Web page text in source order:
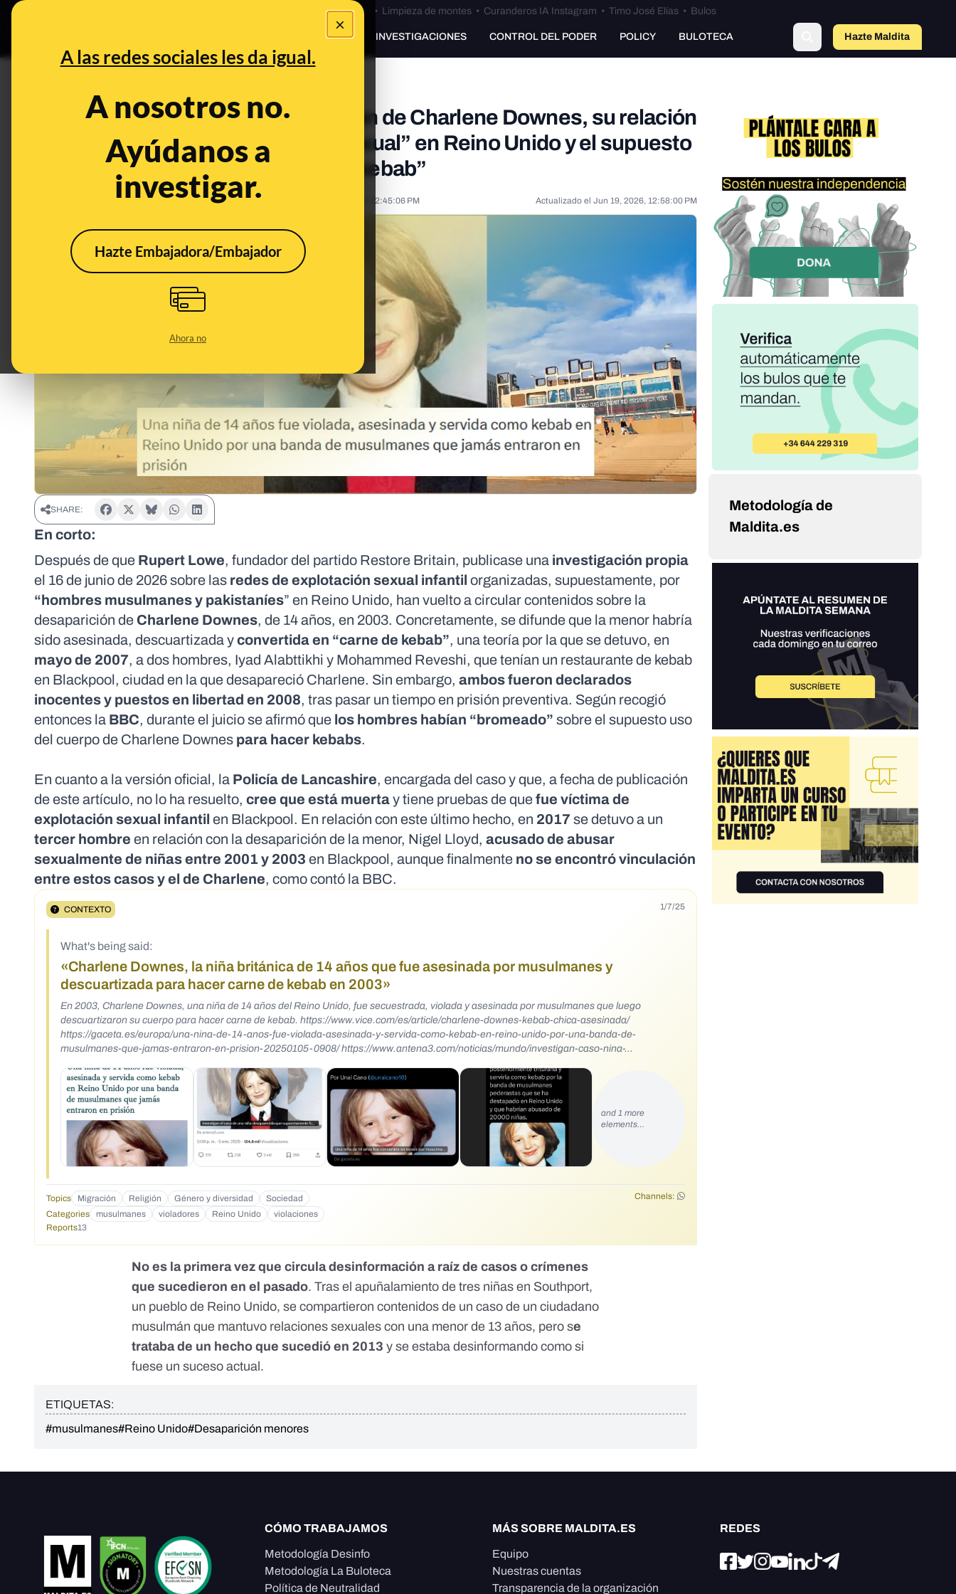
×
A las redes sociales les da igual.
A nosotros no.
Ayúdanos a
investigar.
Hazte Embajadora/Embajador
Ahora no
Bulos Ceuta • Limpieza de montes• Curanderos IA Instagram • Timo José Elías• Bulos
PREBUNKING INVESTIGACIONES CONTROL DEL PODER POLICY BULOTECA Hazte Maldit o
a
Qué sabemos sobre la desaparición de Charlene Downes, su relación
con las “bandas de explotación sexual” en Reino Unido y el supuesto
uso de su cuerpo como “carne de kebab”
Delitos Jan 7, 2025, 12:45:06 PM Actualizado el Jun 19, 2026, 12:58:00 PM
CONTEXTO
SHARE:
En corto:
Después de que Rupert Lowe, fundador del partido Restore Britain, publicase una investigación propia
el 16 de junio de 2026 sobre las redes de explotación sexual infantil organizadas, supuestamente, por
“hombres musulmanes y pakistaníes” en Reino Unido, han vuelto a circular contenidos sobre la
desaparición de Charlene Downes, de 14 años, en 2003. Concretamente, se difunde que la menor habría
sido asesinada, descuartizada yconvertida en “carne de kebab”, una teoría por la que se detuvo, en
mayo de 2007, a dos hombres, Iyad Alabttikhi y Mohammed Reveshi, que tenían un restaurante de kebab
en Blackpool, ciudad en la que desapareció Charlene. Sin embargo, ambos fueron declarados
inocentes y puestos en libertad en 2008, tras pasar un tiempo en prisión preventiva. Según recogió
entonces la BBC, durante el juicio se afirmó que los hombres habían “bromeado” sobre el supuesto uso
del cuerpo de Charlene Downes para hacer kebabs.
En cuanto a la versión oficial, la Policía de Lancashire, encargada del caso y que, a fecha de publicación
de este artículo, no lo ha resuelto, cree que está muertay tiene pruebas de quefue víctima de
explotación sexual infantil en Blackpool. En relación con este último hecho, en 2017 se detuvo a un
tercer hombre en relación con la desaparición de la menor, Nigel Lloyd, acusado de abusar
sexualmente de niñas entre 2001 y 2003 en Blackpool, aunque finalmente no se encontró vinculación
entre estos casos y el de Charlene, como contó la BBC.
CONTEXTO 1/7/25
What's being said:
«Charlene Downes, la niña británica de 14 años que fue asesinada por musulmanes y
descuartizada para hacer carne de kebab en 2003»
En 2003, Charlene Downes, una niña de 14 años del Reino Unido, fue secuestrada, violada y asesinada por musulmanes que luego
descuartizaron su cuerpo para hacer carne de kebab. https://www.vice.com/es/article/charlene-downes-kebab-chica-asesinada/
https://gaceta.es/europa/una-nina-de-14-anos-fue-violada-asesinada-y-servida-como-kebab-en-reino-unido-por-una-banda-de-
musulmanes-que-jamas-entraron-en-prision-20250105-0908/ https://www.antena3.com/noticias/mundo/investigan-caso-nina-
and 1 more
elements…
Topics Migración Religión Género y diversidad Sociedad
Channels:
Categories
musulmanes violadores Reino Unido
violaciones
Reports13
No es la primera vez que circula desinformación a raíz de casos o crímenes
que sucedieron en el pasado. Trasel apuñalamiento de tres niñas en Southport,
un pueblo de Reino Unido,se compartieron contenidos de un caso de un ciudadano
musulmán que mantuvo relaciones sexuales con una menor de 13 años, pero se
trataba de un hecho que sucedió en 2013 y se estaba desinformando como si
fuese un suceso actual.
ETIQUETAS:
#musulmanes#Reino Unido#Desaparición menores
Metodología de
Maldita.es
CÓMO TRABAJAMOS
Metodología Desinfo
Metodología La Buloteca
Política de Neutralidad
MÁS SOBRE MALDITA.ES
Equipo
Nuestras cuentas
Transparencia de la organización
REDES